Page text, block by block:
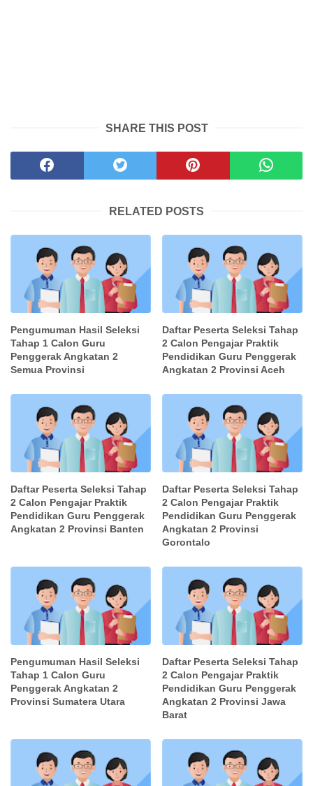
SHARE THIS POST
RELATED POSTS
Pengumuman Hasil Seleksi
Tahap 1 Calon Guru
Penggerak Angkatan 2
Semua Provinsi
Daftar Peserta Seleksi Tahap
2 Calon Pengajar Praktik
Pendidikan Guru Penggerak
Angkatan 2 Provinsi Aceh
Daftar Peserta Seleksi Tahap
2 Calon Pengajar Praktik
Pendidikan Guru Penggerak
Angkatan 2 Provinsi Banten
Daftar Peserta Seleksi Tahap
2 Calon Pengajar Praktik
Pendidikan Guru Penggerak
Angkatan 2 Provinsi
Gorontalo
Pengumuman Hasil Seleksi
Tahap 1 Calon Guru
Penggerak Angkatan 2
Provinsi Sumatera Utara
Daftar Peserta Seleksi Tahap
2 Calon Pengajar Praktik
Pendidikan Guru Penggerak
Angkatan 2 Provinsi Jawa
Barat